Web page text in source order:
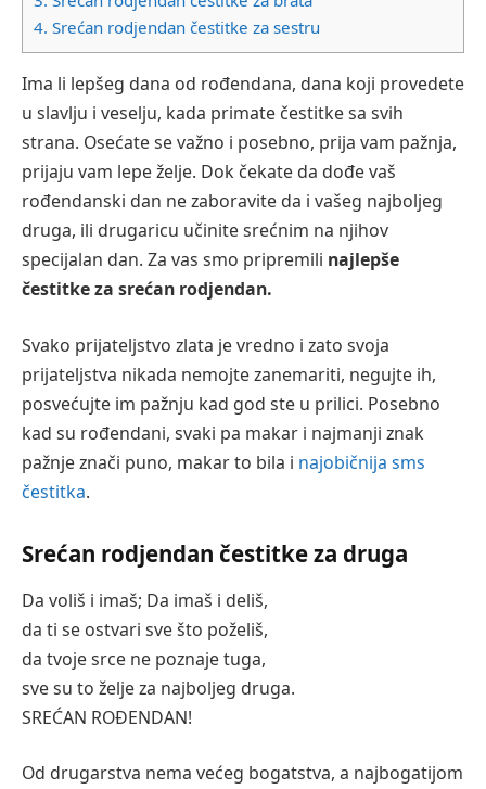
4. Srećan rodjendan čestitke za sestru
Ima li lepšeg dana od rođendana, dana koji provedete
u slavlju i veselju, kada primate čestitke sa svih
strana. Osećate se važno i posebno, prija vam pažnja,
prijaju vam lepe želje. Dok čekate da dođe vaš
rođendanski dan ne zaboravite da i vašeg najboljeg
druga, ili drugaricu učinite srećnim na njihov
specijalan dan. Za vas smo pripremili najlepše
čestitke za srećan rodjendan.
Svako prijateljstvo zlata je vredno i zato svoja
prijateljstva nikada nemojte zanemariti, negujte ih,
posvećujte im pažnju kad god ste u prilici. Posebno
kad su rođendani, svaki pa makar i najmanji znak
pažnje znači puno, makar to bila i najobičnija sms
čestitka.
Srećan rodjendan čestitke za druga
Da voliš i imaš; Da imaš i deliš,
da ti se ostvari sve što poželiš,
da tvoje srce ne poznaje tuga,
sve su to želje za najboljeg druga.
SREĆAN ROĐENDAN!
Od drugarstva nema većeg bogatstva, a najbogatijom